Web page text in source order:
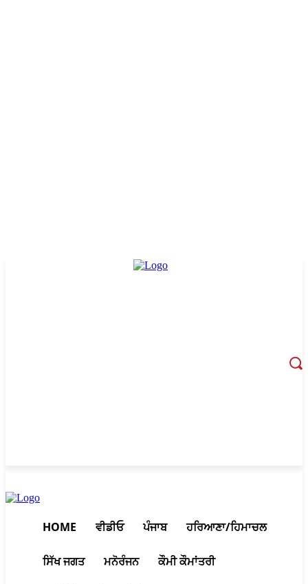
HOME ਵੀਡੀਓ ਪੰਜਾਬ ਹਰਿਆਣਾ/ਹਿਮਾਚਲ
ਸਿੱਖ ਜਗਤ ਮਨੋਰੰਜਨ ਕੌਮੀ ਕੌਮਾਂਤਰੀ